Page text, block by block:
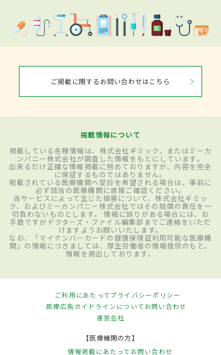
ご掲載に関するお問い合わせはこちら
掲載情報について
掲載している各種情報は、株式会社ギミック、またはミーカ
ンパニー株式会社が調査した情報をもとにしています。
出来るだけ正確な情報掲載に努めておりますが、内容を完全
に保証するものではありません。
掲載されている医療機関へ受診を希望される場合は、事前に
必ず該当の医療機関に直接ご確認ください。
当サービスによって生じた損害について、株式会社ギミッ
ク、およびミーカンパニー株式会社ではその賠償の責任を一
切負わないものとします。 情報に誤りがある場合には、お
手数ですがドクターズ・ファイル編集部までご連絡をいただ
けますようお願いいたします。
なお、「マイナンバーカードの健康保険証利用可能な医療機
関」の情報につきましては、厚生労働省の情報提供のもと、
情報を掲出しております。
ご利用にあたってプライバシーポリシー
医療広告ガイドラインについてお問い合わせ
運営会社
【医療機関の方】
情報掲載にあたって お問い合わせ